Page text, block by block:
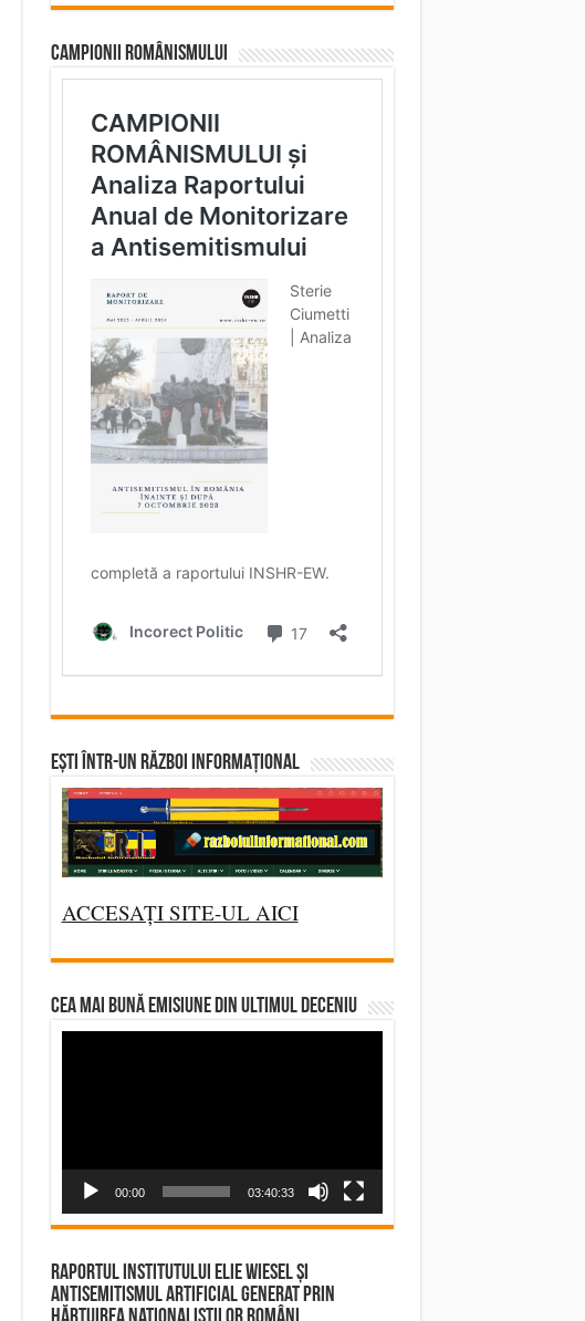
CAMPIONII ROMÂNISMULUI
Ești într-un RĂZBOI INFORMAȚIONAL
ACCESAȚI SITE-UL AICI
CEA MAI BUNĂ EMISIUNE DIN ULTIMUL DECENIU
00:00 03:40:33
Raportul Institutului Elie Wiesel și
Antisemitismul Artificial Generat prin